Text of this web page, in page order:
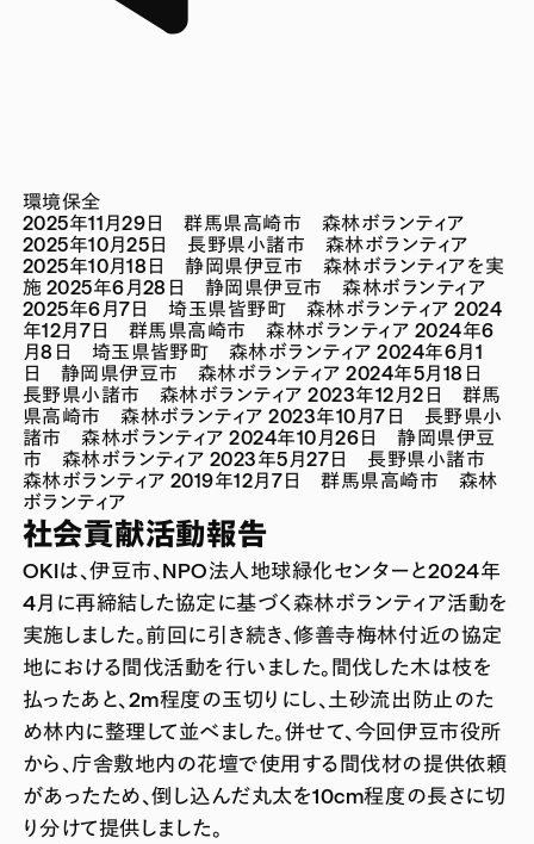
環境保全
2025年11月29日 群馬県高崎市 森林ボランティア
2025年10月25日 長野県小諸市 森林ボランティア
2025年10月18日 静岡県伊豆市 森林ボランティアを実
施 2025年6月28日 静岡県伊豆市 森林ボランティア
2025年6月7日 埼玉県皆野町 森林ボランティア 2024
年12月7日 群馬県高崎市 森林ボランティア 2024年6
月8日 埼玉県皆野町 森林ボランティア 2024年6月1
日 静岡県伊豆市 森林ボランティア 2024年5月18日
長野県小諸市 森林ボランティア 2023年12月2日 群馬
県高崎市 森林ボランティア 2023年10月7日 長野県小
諸市 森林ボランティア 2024年10月26日 静岡県伊豆
市 森林ボランティア 2023年5月27日 長野県小諸市
森林ボランティア 2019年12月7日 群馬県高崎市 森林
ボランティア
社会貢献活動報告
OKIは、伊豆市、NPO法人地球緑化センターと2024年
4月に再締結した協定に基づく森林ボランティア活動を
実施しました。前回に引き続き、修善寺梅林付近の協定
地における間伐活動を行いました。間伐した木は枝を
払ったあと、2m程度の玉切りにし、土砂流出防止のた
め林内に整理して並べました。併せて、今回伊豆市役所
から、庁舎敷地内の花壇で使用する間伐材の提供依頼
があったため、倒し込んだ丸太を10cm程度の長さに切
り分けて提供しました。